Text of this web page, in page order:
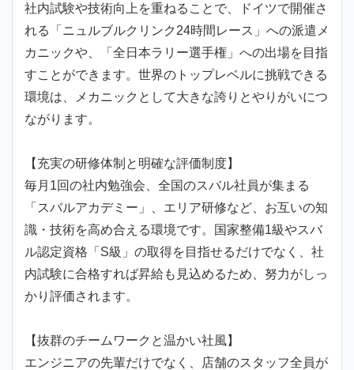
社内試験や技術向上を重ねることで、ドイツで開催さ
れる「ニュルブルクリンク24時間レース」への派遣メ
カニックや、「全日本ラリー選手権」への出場を目指
すことができます。世界のトップレベルに挑戦できる
環境は、メカニックとして大きな誇りとやりがいにつ
ながります。
【充実の研修体制と明確な評価制度】
毎月1回の社内勉強会、全国のスバル社員が集まる
「スバルアカデミー」、エリア研修など、お互いの知
識・技術を高め合える環境です。国家整備1級やスバ
ル認定資格「S級」の取得を目指せるだけでなく、社
内試験に合格すれば昇給も見込めるため、努力がしっ
かり評価されます。
【抜群のチームワークと温かい社風】
エンジニアの先輩だけでなく、店舗のスタッフ全員が